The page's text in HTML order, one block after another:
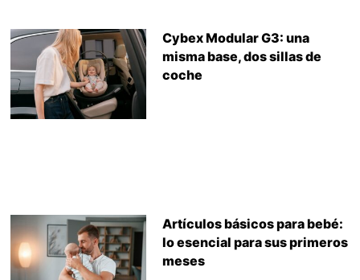
Cybex Modular G3: una
misma base, dos sillas de
coche
Artículos básicos para bebé:
lo esencial para sus primeros
meses